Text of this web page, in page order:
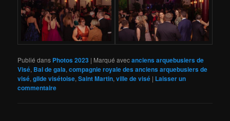
Publié dans Photos 2023 | Marqué avecanciens arquebusiers de
Visé, Bal de gala,compagnie royale des anciens arquebusiers de
visé,gilde visétoise,Saint Martin,ville de visé | Laisser un
commentaire